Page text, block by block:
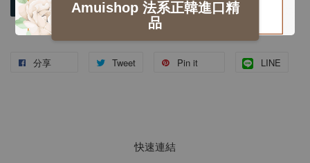
Amuishop 法系正韓進口精
品
加入購物車
分享 Tweet Pin it LINE
快速連結